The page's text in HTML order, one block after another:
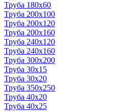
Труба 180x60
Труба 200x100
Труба 200x120
Труба 200x160
Труба 240x120
Труба 240x160
Труба 300x200
Труба 30x15
Труба 30x20
Труба 350x250
Труба 40x20
Труба 40x25